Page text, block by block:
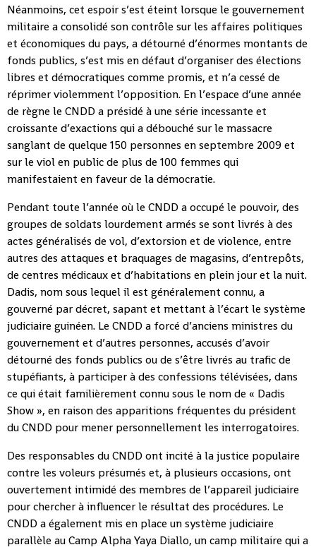
Néanmoins, cet espoir s’est éteint lorsque le gouvernement
militaire a consolidé son contrôle sur les affaires politiques
et économiques du pays, a détourné d’énormes montants de
fonds publics, s’est mis en défaut d’organiser des élections
libres et démocratiques comme promis, et n’a cessé de
réprimer violemment l’opposition. En l’espace d’une année
de règne le CNDD a présidé à une série incessante et
croissante d’exactions qui a débouché sur le massacre
sanglant de quelque 150 personnes en septembre 2009 et
sur le viol en public de plus de 100 femmes qui
manifestaient en faveur de la démocratie.
Pendant toute l’année où le CNDD a occupé le pouvoir, des
groupes de soldats lourdement armés se sont livrés à des
actes généralisés de vol, d’extorsion et de violence, entre
autres des attaques et braquages de magasins, d’entrepôts,
de centres médicaux et d’habitations en plein jour et la nuit.
Dadis, nom sous lequel il est généralement connu, a
gouverné par décret, sapant et mettant à l’écart le système
judiciaire guinéen. Le CNDD a forcé d’anciens ministres du
gouvernement et d’autres personnes, accusés d’avoir
détourné des fonds publics ou de s’être livrés au trafic de
stupéfiants, à participer à des confessions télévisées, dans
ce qui était familièrement connu sous le nom de « Dadis
Show », en raison des apparitions fréquentes du président
du CNDD pour mener personnellement les interrogatoires.
Des responsables du CNDD ont incité à la justice populaire
contre les voleurs présumés et, à plusieurs occasions, ont
ouvertement intimidé des membres de l’appareil judiciaire
pour chercher à influencer le résultat des procédures. Le
CNDD a également mis en place un système judiciaire
parallèle au Camp Alpha Yaya Diallo, un camp militaire qui a